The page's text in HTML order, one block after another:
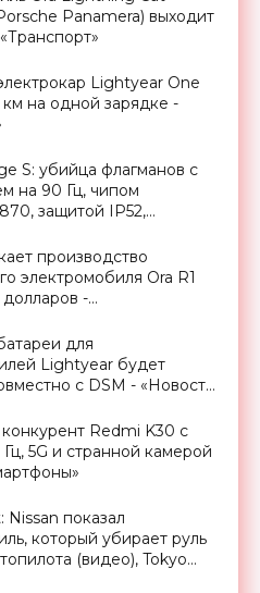
Panamera) выходит
Lightyear One
км на одной зарядке -
S: убийца флагманов с
на 90 Гц, чипом
защитой IP52,
производство
электромобиля Ora R1
-
для
Lightyear будет
с DSM - «Новости
Redmi K30 с
5G и странной камерой
Nissan показал
который убирает руль
(видео), Tokyo